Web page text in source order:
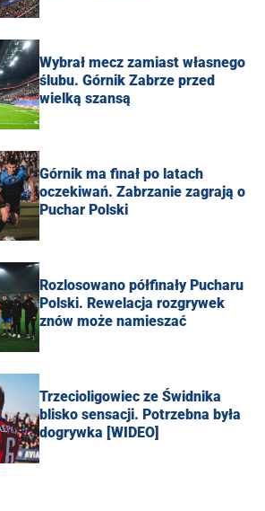
Wybrał mecz zamiast własnego
ślubu. Górnik Zabrze przed
wielką szansą
Górnik ma finał po latach
oczekiwań. Zabrzanie zagrają o
Puchar Polski
Rozlosowano półfinały Pucharu
Polski. Rewelacja rozgrywek
znów może namieszać
Trzecioligowiec ze Świdnika
blisko sensacji. Potrzebna była
dogrywka [WIDEO]